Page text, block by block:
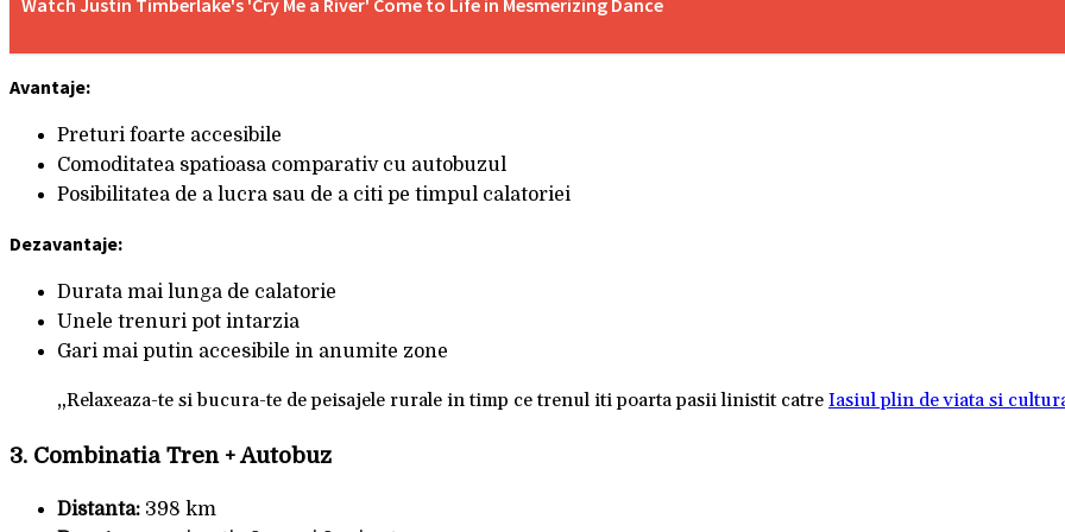
Watch Justin Timberlake's 'Cry Me a River' Come to Life in Mesmerizing Dance
Avantaje:
Preturi foarte accesibile
Comoditatea spatioasa comparativ cu autobuzul
Posibilitatea de a lucra sau de a citi pe timpul calatoriei
Dezavantaje:
Durata mai lunga de calatorie
Unele trenuri pot intarzia
Gari mai putin accesibile in anumite zone
„Relaxeaza-te si bucura-te de peisajele rurale in timp ce trenul iti poarta pasii linistit catre Iasiul plin de viata si
3. Combinatia Tren + Autobuz
Distanta: 398 km